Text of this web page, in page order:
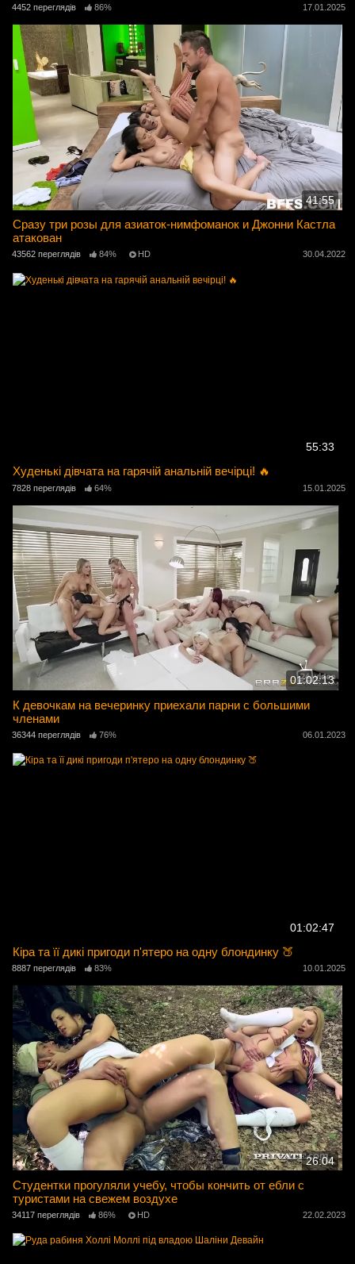
4452 переглядів 86% 17.01.2025
41:55
Сразу три розы для азиаток-нимфоманок и Джонни Кастла
атакован
43562 переглядів 84% HD 30.04.2022
55:33
Худенькі дівчата на гарячій анальній вечірці! 🔥
7828 переглядів 64% 15.01.2025
01:02:13
К девочкам на вечеринку приехали парни с большими
членами
36344 переглядів 76% 06.01.2023
01:02:47
Кіра та її дикі пригоди п'ятеро на одну блондинку 🍑
8887 переглядів 83% 10.01.2025
26:04
Студентки прогуляли учебу, чтобы кончить от ебли с
туристами на свежем воздухе
34117 переглядів 86% HD 22.02.2023